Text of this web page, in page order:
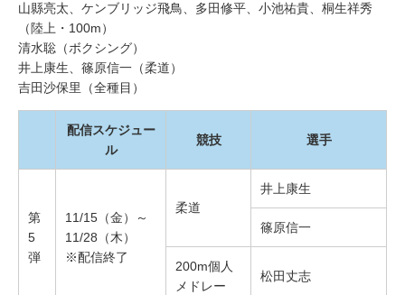
山縣亮太、ケンブリッジ飛鳥、多田修平、小池祐貴、桐生祥秀
（陸上・100m）
清水聡（ボクシング）
井上康生、篠原信一（柔道）
吉田沙保里（全種目）
配信スケジュー
ル
競技 選手
第
5
弾
11/15（金）～
11/28（木）
※配信終了
柔道
井上康生
篠原信一
200m個人
メドレー
松田丈志